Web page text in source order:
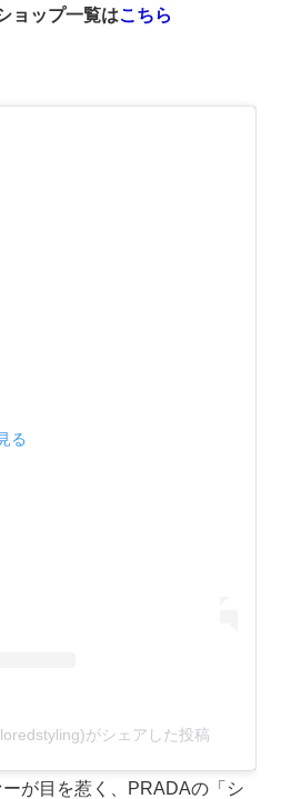
ョップ一覧はこちら
る
がシェアした投稿
が目を惹く、PRADAの「シ